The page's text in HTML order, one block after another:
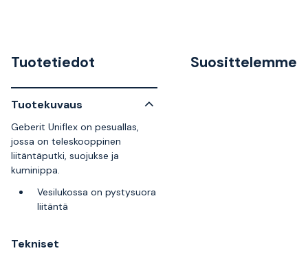
Tuotetiedot
Tuotekuvaus
Geberit Uniflex on pesuallas,
jossa on teleskooppinen
liitäntäputki, suojukse ja
kuminippa.
Vesilukossa on pystysuora
liitäntä
Tekniset
Suosittelemme